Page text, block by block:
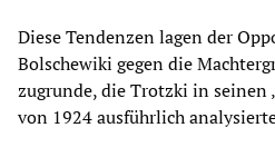
Diese Tendenzen lagen der
Bolschewiki gegen die
zugrunde, die Trotzki in seinen
von 1924 ausführlich